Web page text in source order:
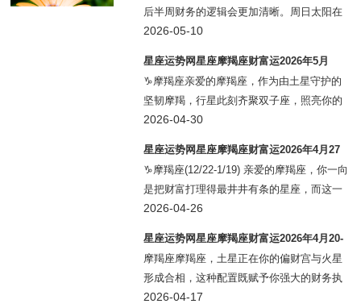
后半周财务的逻辑会更加清晰。周日太阳在
你星盘的第五宫（创意和风险投资宫）前
是上班族，周二的水木相位可能会让一个天
马
2026-05-10
星座运势网星座摩羯座财富运2026年5月
♑摩羯座亲爱的摩羯座，作为由土星守护的
坚韧摩羯，行星此刻齐聚双子座，照亮你的
承保和巨大商业借贷宫，给你带来快速行进
碎片化，但金星靠近你的命门，处理那些没
日没夜的票
2026-04-30
星座运势网星座摩羯座财富运2026年4月27
日-5月3日
♑摩羯座(12/22-1/19) 亲爱的摩羯座，你一向
是把财富打理得最井井有条的星座，而这一
周的星象让你从“稳妥守护”转入“积极扩
宫投机宫
2026-04-26
星座运势网星座摩羯座财富运2026年4月20-
26日
摩羯座摩羯座，土星正在你的偏财宫与火星
形成合相，这种配置既赋予你强大的财务执
行力，也带来了潜在的破财风险。上班族的
2026-04-17